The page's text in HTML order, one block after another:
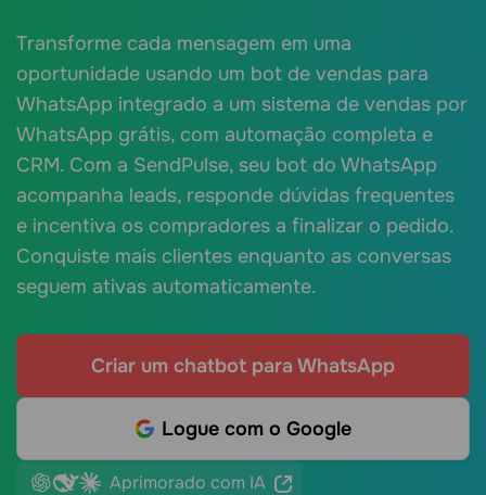
Transforme cada mensagem em uma
oportunidade usando um bot de vendas para
WhatsApp integrado a um sistema de vendas por
WhatsApp grátis, com automação completa e
CRM. Com a SendPulse, seu bot do WhatsApp
acompanha leads, responde dúvidas frequentes
e incentiva os compradores a finalizar o pedido.
Conquiste mais clientes enquanto as conversas
seguem ativas automaticamente.
Criar um chatbot para WhatsApp
Logue com o Google
Aprimorado com IA